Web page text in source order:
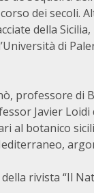
dei secoli.
della
di
professore di
Javier Loidi
al botanico
rivista “Il